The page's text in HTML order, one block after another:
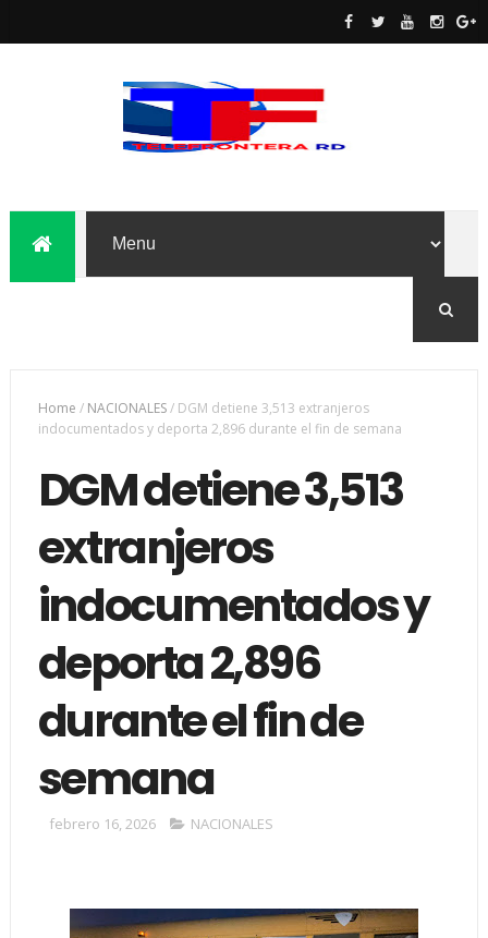
Home / NACIONALES/ DGM detiene 3,513 extranjeros
indocumentados y deporta 2,896 durante el fin de semana
DGM detiene 3,513
extranjeros
indocumentados y
deporta 2,896
durante el fin de
semana
febrero 16, 2026 NACIONALES